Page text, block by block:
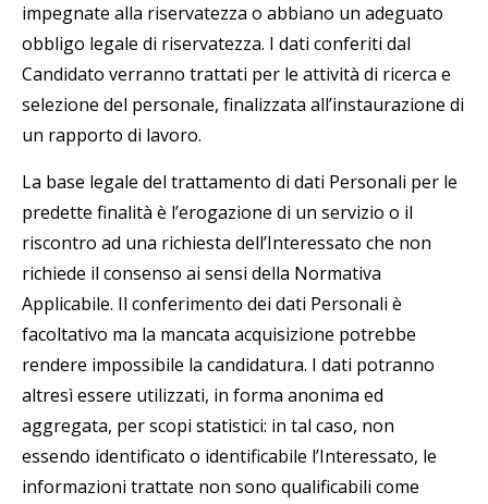
impegnate alla riservatezza o abbiano un adeguato
obbligo legale di riservatezza. I dati conferiti dal
Candidato verranno trattati per le attività di ricerca e
selezione del personale, finalizzata all’instaurazione di
un rapporto di lavoro.
La base legale del trattamento di dati Personali per le
predette finalità è l’erogazione di un servizio o il
riscontro ad una richiesta dell’Interessato che non
richiede il consenso ai sensi della Normativa
Applicabile. Il conferimento dei dati Personali è
facoltativo ma la mancata acquisizione potrebbe
rendere impossibile la candidatura. I dati potranno
altresì essere utilizzati, in forma anonima ed
aggregata, per scopi statistici: in tal caso, non
essendo identificato o identificabile l’Interessato, le
informazioni trattate non sono qualificabili come